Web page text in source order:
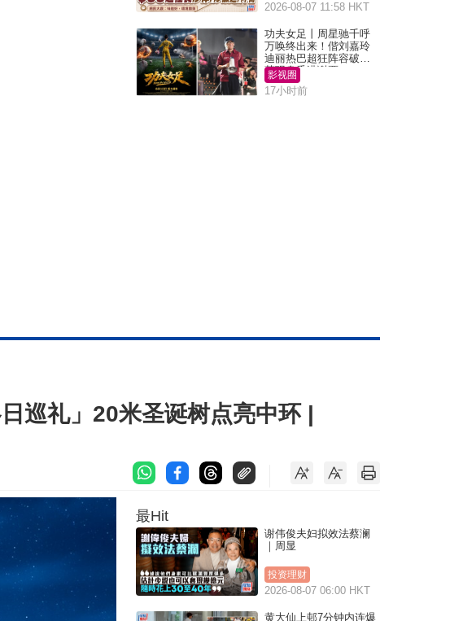
2026-08-07 11:58 HKT
功夫女足丨周星驰千呼
万唤终出来！偕刘嘉玲
迪丽热巴超狂阵容破天
荒现身香港谢票
影视圈
17小时前
巡礼」20米圣诞树点亮中环 |
最Hit
谢伟俊夫妇拟效法蔡澜
｜周显
投资理财
2026-08-07 06:00 HKT
黄大仙上邨7分钟内连爆